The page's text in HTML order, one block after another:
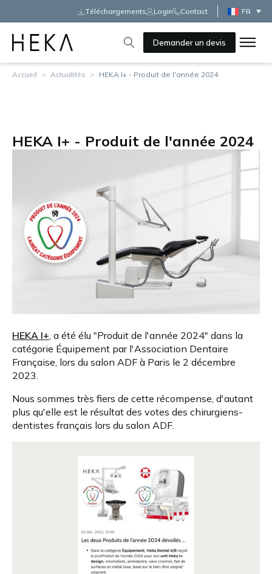
Téléchargements Login Contact FR
Demander un devis
Accueil > Actualités > HEKA I+ - Produit de l'année 2024
HEKA I+ - Produit de l'année 2024
HEKA I+, a été élu "Produit de l'année 2024" dans la
catégorie Équipement par l'Association Dentaire
Française, lors du salon ADF à Paris le 2 décembre
2023.
Nous sommes très fiers de cette récompense, d'autant
plus qu'elle est le résultat des votes des chirurgiens-
dentistes français lors du salon ADF.